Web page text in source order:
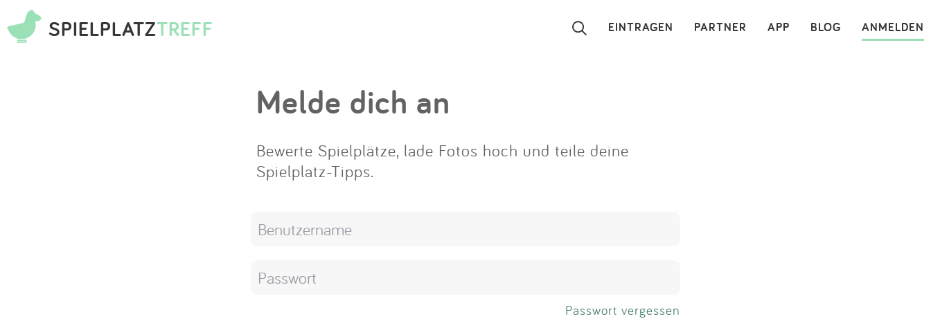
SPIELPLATZTREFF ANMELDEN
BLOG
APP
PARTNER
EINTRAGEN ×
App
Melde dich an
Bewerte Spielplätze, lade Fotos hoch und teile deine
Spielplatz-Tipps.
Passwort vergessen